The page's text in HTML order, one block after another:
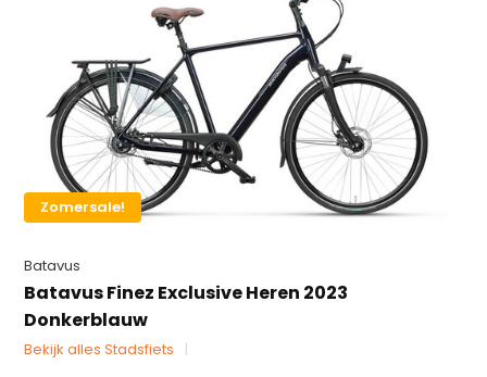
Zomersale!
Batavus
Batavus Finez Exclusive Heren 2023
Donkerblauw
Bekijk alles Stadsfiets